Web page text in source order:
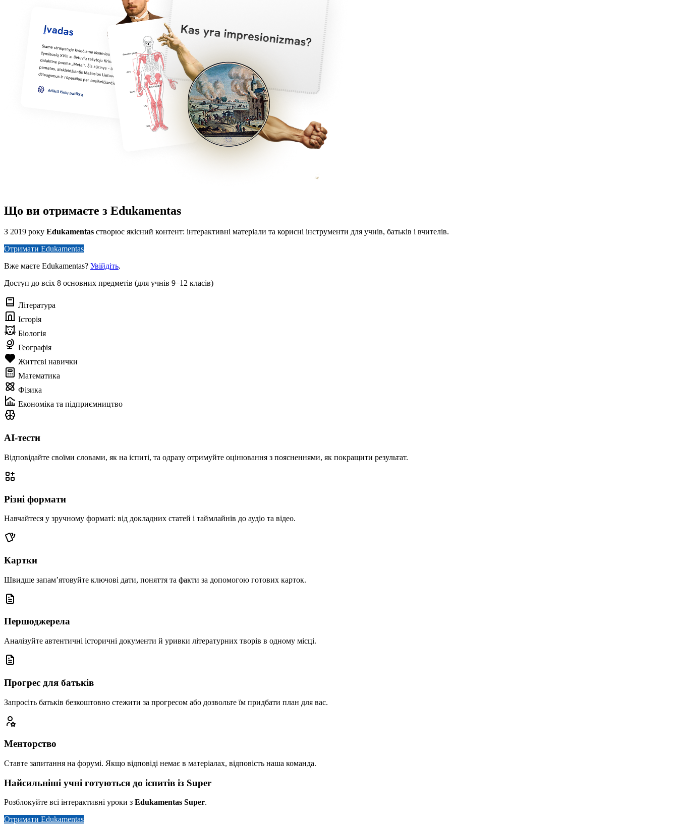
Що ви отримаєте з Edukamentas
З 2019 року Edukamentas створює якісний контент: інтерактивні матеріали та корисні інструменти для учнів, батьків і вчителів.
Отримати Edukamentas
Вже маєте Edukamentas? Увійдіть.
Доступ до всіх 8 основних предметів (для учнів 9–12 класів)
Література
Історія
Біологія
Географія
Життєві навички
Математика
Фізика
Економіка та підприємництво
AI-тести
Відповідайте своїми словами, як на іспиті, та одразу отримуйте оцінювання з поясненнями, як покращити результат.
Різні формати
Навчайтеся у зручному форматі: від докладних статей і таймлайнів до аудіо та відео.
Картки
Швидше запам’ятовуйте ключові дати, поняття та факти за допомогою готових карток.
Першоджерела
Аналізуйте автентичні історичні документи й уривки літературних творів в одному місці.
Прогрес для батьків
Запросіть батьків безкоштовно стежити за прогресом або дозвольте їм придбати план для вас.
Менторство
Ставте запитання на форумі. Якщо відповіді немає в матеріалах, відповість наша команда.
Найсильніші учні готуються до іспитів із Super
Розблокуйте всі інтерактивні уроки з Edukamentas Super.
Отримати Edukamentas